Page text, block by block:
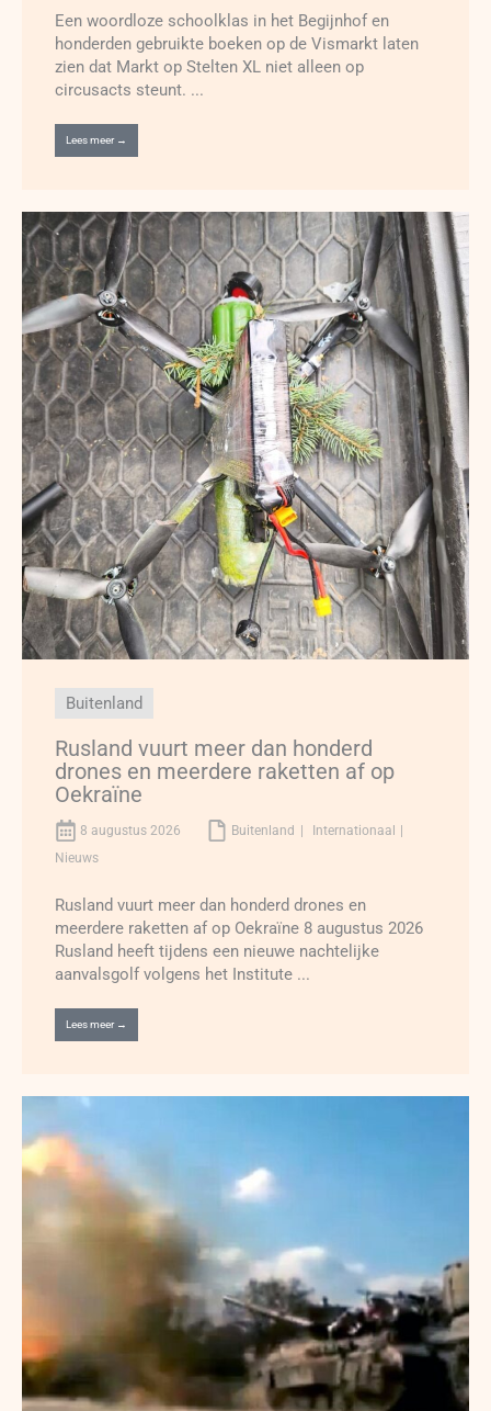
Een woordloze schoolklas in het Begijnhof en
honderden gebruikte boeken op de Vismarkt laten
zien dat Markt op Stelten XL niet alleen op
circusacts steunt. ...
Lees meer →
Buitenland
Rusland vuurt meer dan honderd
drones en meerdere raketten af op
Oekraïne
8 augustus 2026 Buitenland
Internationaal
Nieuws
Rusland vuurt meer dan honderd drones en
meerdere raketten af op Oekraïne 8 augustus 2026
Rusland heeft tijdens een nieuwe nachtelijke
aanvalsgolf volgens het Institute ...
Lees meer →